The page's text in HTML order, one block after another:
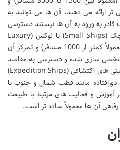
ارائه می دهند. آن ها می توانند به
به ورود به آن ها نیستند دسترسی
داشته باشند. کشتی های کروز کوچک (Small Ships) یا لوکس (Luxury
Ships) ظرفیت بسیار کمی دارند (معمولاً کمتر از 1000 مسافر) و تمرکز آن
شخصی سازی شده و دسترسی به مقاصد
بکرتر و کمتر شناخته شده است. کشتی های اکتشافی (Expedition Ships)
دورافتاده مانند قطب شمال و جنوب یا
آموزش و فعالیت های مرتبط با طبیعت
آن ها معمولاً ساده تر است.